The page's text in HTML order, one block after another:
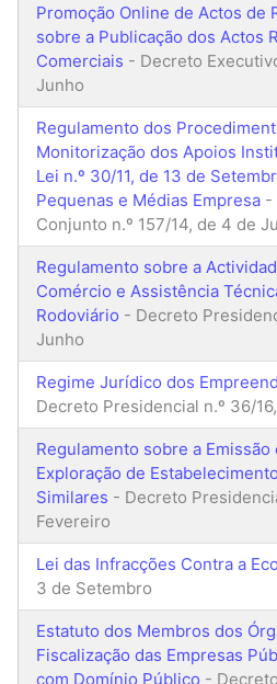
Promoção Online de Actos de
sobre a Publicação dos Actos
Comerciais - Decreto
Junho
Regulamento dos
Monitorização dos Apoios
Lei n.º 30/11, de 13 de
Pequenas e Médias Empresa -
Conjunto n.º 157/14, de 4 de
Regulamento sobre a
Comércio e Assistência
Rodoviário - Decreto
Junho
Regime Jurídico dos
Decreto Presidencial n.º 36/
Regulamento sobre a Emissão
Exploração de
Similares - Decreto
Fevereiro
Lei das Infracções Contra a
3 de Setembro
Estatuto dos Membros dos
Fiscalização das Empresas
com Domínio Público -